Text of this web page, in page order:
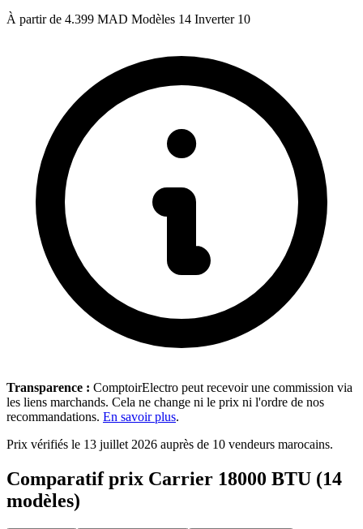
À partir de 4.399 MAD Modèles 14 Inverter 10
Transparence : ComptoirElectro peut recevoir une commission via
les liens marchands. Cela ne change ni le prix ni l'ordre de nos
recommandations. En savoir plus.
Prix vérifiés le 13 juillet 2026 auprès de 10 vendeurs marocains.
Comparatif prix Carrier 18000 BTU (14
modèles)